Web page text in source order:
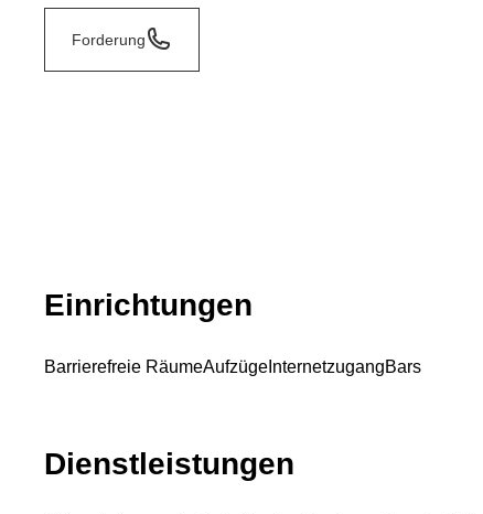
Forderung
Einrichtungen
Barrierefreie RäumeAufzüge InternetzugangBars
Dienstleistungen